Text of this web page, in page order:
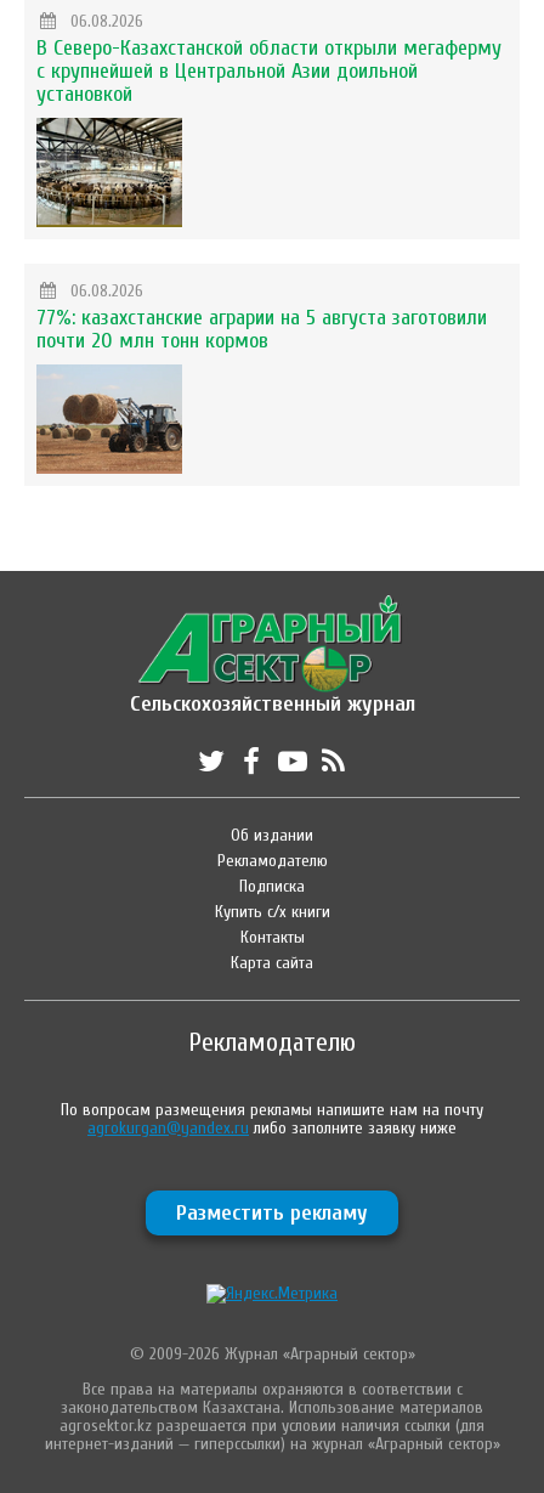
06.08.2026
В Северо-Казахстанской области открыли мегаферму
с крупнейшей в Центральной Азии доильной
установкой
06.08.2026
77%: казахстанские аграрии на 5 августа заготовили
почти 20 млн тонн кормов
Сельскохозяйственный журнал
Об издании
Рекламодателю
Подписка
Купить с/х книги
Контакты
Карта сайта
Рекламодателю
По вопросам размещения рекламы напишите нам на почту
agrokurgan@yandex.ru либо заполните заявку ниже
Разместить рекламу
© 2009-2026 Журнал «Аграрный сектор»
Все права на материалы охраняются в соответствии с
законодательством Казахстана. Использование материалов
agrosektor.kz разрешается при условии наличия ссылки (для
интернет-изданий — гиперссылки) на журнал «Аграрный сектор»